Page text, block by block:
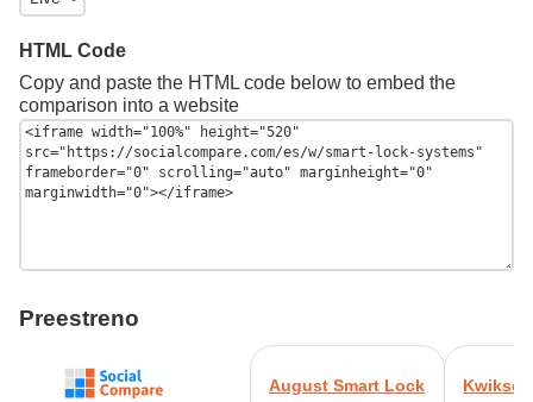
HTML Code
Copy and paste the HTML code below to embed the
comparison into a website
Preestreno